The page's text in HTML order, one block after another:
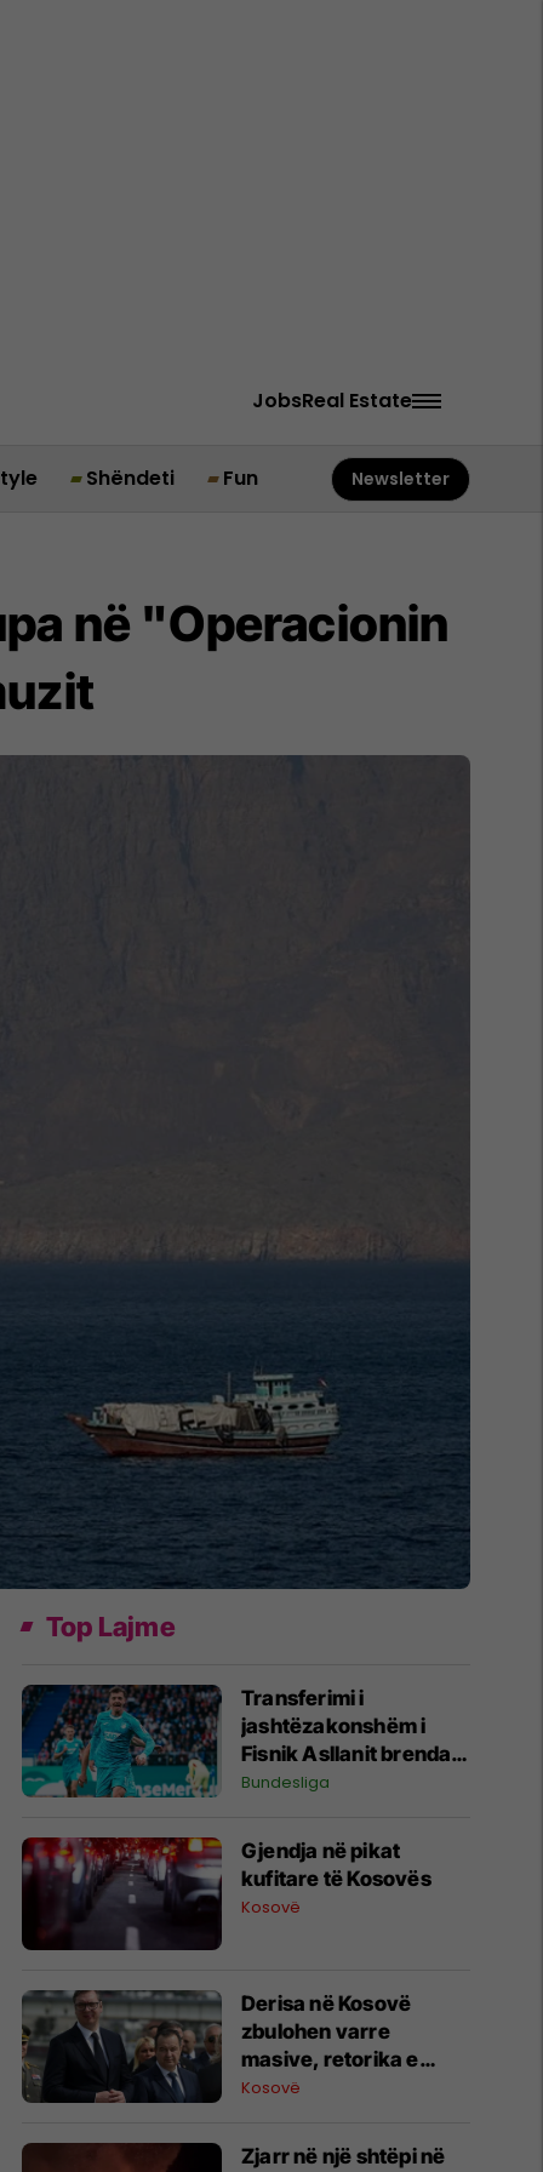
JobsReal Estate
Shëndeti Fun Newsletter
në "Operacionin
Top Lajme
Transferimi i
jashtëzakonshëm i
Fisnik Asllanit brenda
Bundesligës po bëhet
detajet e fundit
Bundesliga
Gjendja në pikat
kufitare të Kosovës
Kosovë
Derisa në Kosovë
zbulohen varre
masive, retorika e
zyrtarëve serbë
viteve ’90
Kosovë
Zjarr në një shtëpi në